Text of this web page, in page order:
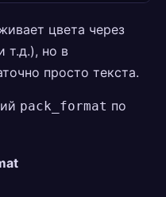
цвета через
т.д.), но в
просто текста.
pack_format по